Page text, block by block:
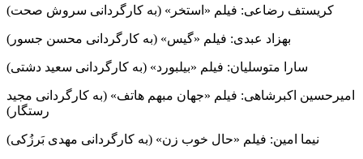
کریستف رضاعی: فیلم «استخر» (به کارگردانی سروش صحت)
بهزاد عبدی: فیلم «گیس» (به کارگردانی محسن جسور)
سارا متوسلیان: فیلم «بیلبورد» (به کارگردانی سعید دشتی)
امیرحسین اکبرشاهی: فیلم «جهان مبهم هاتف» (به کارگردانی مجید
رستگار)
نیما امین: فیلم «حال خوب زن» (به کارگردانی مهدی بَرزُکی)